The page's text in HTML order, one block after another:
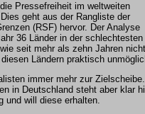
die Pressefreiheit im weltweiten
geht aus der Rangliste der
(RSF) hervor. Der Analyse
36 Länder in der schlechtesten
seit mehr als zehn Jahren
Ländern praktisch
immer mehr zur
in Deutschland steht aber klar
und will diese erhalten.